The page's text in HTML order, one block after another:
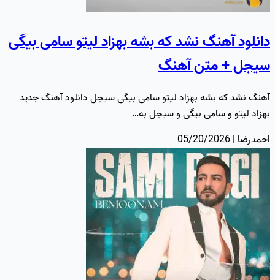
دانلود آهنگ نشد که بشه بهزاد لیتو سامی بیگی
سیجل + متن آهنگ
آهنگ نشد که بشه بهزاد لیتو سامی بیگی سیجل دانلود آهنگ جدید
بهزاد لیتو و سامی بیگی و سیجل به…
احمدرضا | 05/20/2026